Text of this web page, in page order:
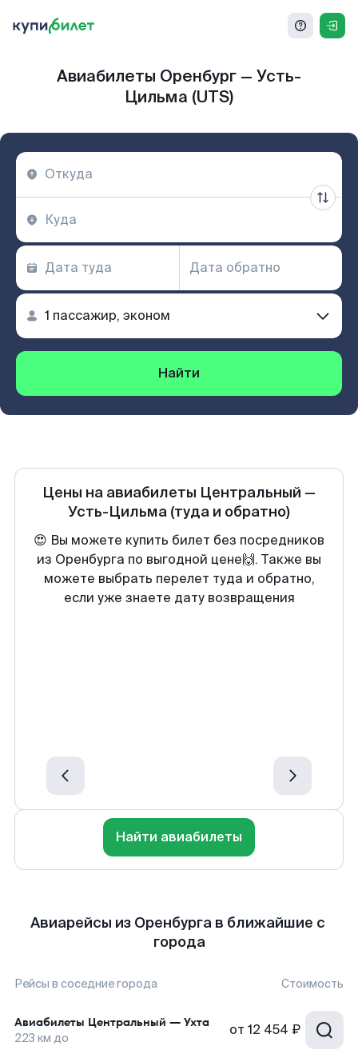
Авиабилеты Оренбург — Усть-
Цильма (UTS)
Найти
Цены на авиабилеты Центральный —
Усть-Цильма (туда и обратно)
😍 Вы можете купить билет без посредников
из Оренбурга по выгодной цене🙌. Также вы
можете выбрать перелет туда и обратно,
если уже знаете дату возвращения
Найти авиабилеты
Авиарейсы из Оренбурга в ближайшие с
города
Рейсы в соседние города Стоимость
Авиабилеты Центральный — Ухта
223 км до от 12 454 ₽